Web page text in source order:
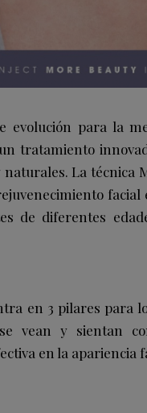
para la
tratamiento
La técnica
de diferentes
en 3 pilares para
vean y sientan
en la apariencia